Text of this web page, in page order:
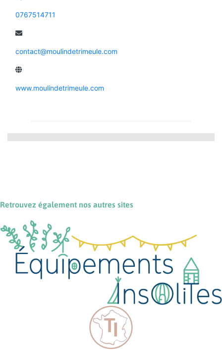
0767514711
contact@moulindetrimeule.com
www.moulindetrimeule.com
Retrouvez également nos autres sites